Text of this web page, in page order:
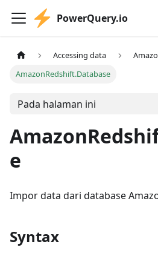
PowerQuery.io
Accessing data
AmazonRedshift.Database
Pada halaman ini
e
Impor data dari database
Syntax